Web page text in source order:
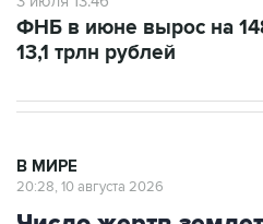
13,1 трлн рублей
Число жертв
Колумбии